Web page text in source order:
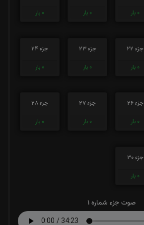
0 بار
0 بار
0 بار
جزء 22
0 بار
جزء 23
0 بار
جزء 24
0 بار
جزء 26
0 بار
جزء 27
0 بار
جزء 28
0 بار
جزء 30
0 بار
صوت جزء شماره 1